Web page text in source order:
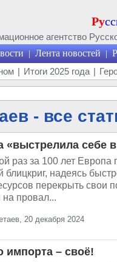
Ру
агентство
| Лента новостей |
| Итоги 2025 года |
- все
«выстрелила себе
раз за 100 лет
блицкриг, надеясь
перекрыть свои
на провал...
20 декабря 2024
импорта – своё!